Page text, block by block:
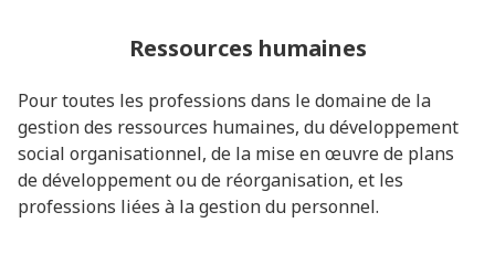
Ressources humaines
Pour toutes les professions dans le domaine de la
gestion des ressources humaines, du développement
social organisationnel, de la mise en œuvre de plans
de développement ou de réorganisation, et les
professions liées à la gestion du personnel.